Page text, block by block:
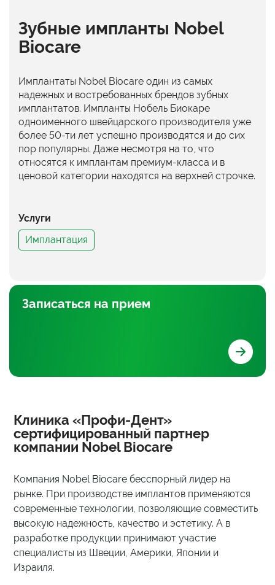
Зубные импланты Nobel
Biocare
Имплантаты Nobel Biocare один из самых
надежных и востребованных брендов зубных
имплантатов. Импланты Нобель Биокаре
одноименного швейцарского производителя уже
более 50-ти лет успешно производятся и до сих
пор популярны. Даже несмотря на то, что
относятся к имплантам премиум-класса и в
ценовой категории находятся на верхней строчке.
Услуги
Имплантация
Записаться на прием
Клиника «Профи-Дент»
сертифицированный партнер
компании Nobel Biocare
Компания Nobel Biocare бесспорный лидер на
рынке. При производстве имплантов применяются
современные технологии, позволяющие совместить
высокую надежность, качество и эстетику. А в
разработке продукции принимают участие
специалисты из Швеции, Америки, Японии и
Израиля.